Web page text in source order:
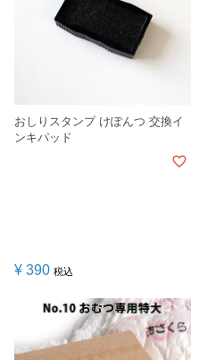
おしりスタンプ けぽんつ 交換イ
ンキパッド
¥ 390 税込